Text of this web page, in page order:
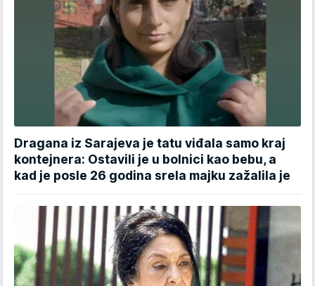
Dragana iz Sarajeva je tatu viđala samo kraj
kontejnera: Ostavili je u bolnici kao bebu, a
kad je posle 26 godina srela majku zažalila je